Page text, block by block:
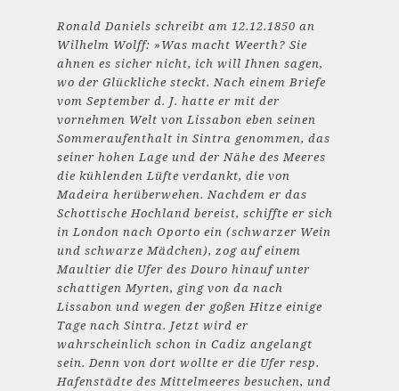
Ronald Daniels schreibt am 12.12.1850 an
Wilhelm Wolff: »Was macht Weerth? Sie
ahnen es sicher nicht, ich will Ihnen sagen,
wo der Glückliche steckt. Nach einem Briefe
vom September d. J. hatte er mit der
vornehmen Welt von Lissabon eben seinen
Sommeraufenthalt in Sintra genommen, das
seiner hohen Lage und der Nähe des Meeres
die kühlenden Lüfte verdankt, die von
Madeira herüberwehen. Nachdem er das
Schottische Hochland bereist, schiffte er sich
in London nach Oporto ein (schwarzer Wein
und schwarze Mädchen), zog auf einem
Maultier die Ufer des Douro hinauf unter
schattigen Myrten, ging von da nach
Lissabon und wegen der goßen Hitze einige
Tage nach Sintra. Jetzt wird er
wahrscheinlich schon in Cadiz angelangt
sein. Denn von dort wollte er die Ufer resp.
Hafenstädte des Mittelmeeres besuchen, und